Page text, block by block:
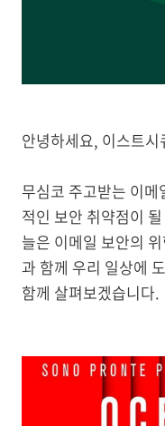
안녕하세요, 이스트
무심코 주고받는 이
적인 보안 취약점이
늘은 이메일 보안의
과 함께 우리 일상에
함께 살펴보겠습니다.